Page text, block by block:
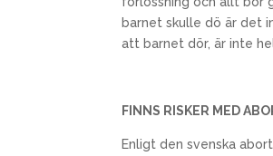
barnet skulle dö är det
att barnet dör, är inte
FINNS RISKER MED
Enligt den svenska